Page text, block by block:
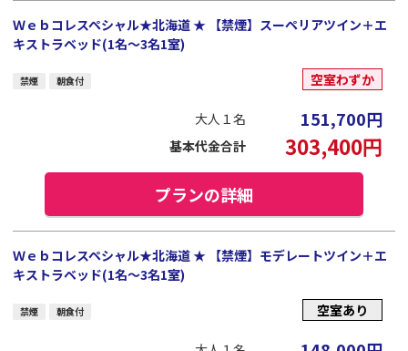
Ｗｅｂコレスペシャル★北海道 ★ 【禁煙】スーペリアツイン＋エ
キストラベッド(1名～3名1室)
禁煙 朝食付 空室わずか
大人１名 151,700円
基本代金合計 303,400円
プランの詳細
Ｗｅｂコレスペシャル★北海道 ★ 【禁煙】モデレートツイン＋エ
キストラベッド(1名～3名1室)
禁煙 朝食付 空室あり